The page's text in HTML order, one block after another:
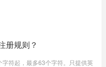
册规则？
符起，最多63个字符。只提供英